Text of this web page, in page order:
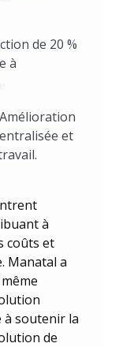
de 20 %
à
et
à
coûts et
Manatal a
soutenir la
de